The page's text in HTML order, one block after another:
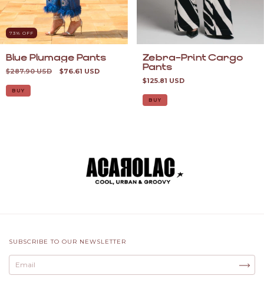
73% OFF
Blue Plumage Pants
$287.90 USD $76.61 USD
BUY
Zebra-Print Cargo
Pants
$125.81 USD
BUY
SUBSCRIBE TO OUR NEWSLETTER